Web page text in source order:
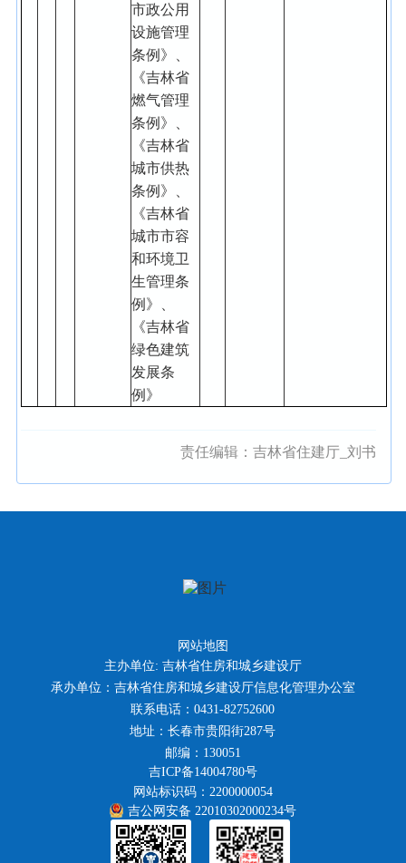
市政公用
设施管理
条例》、
《吉林省
燃气管理
条例》、
《吉林省
城市供热
条例》、
《吉林省
城市市容
和环境卫
生管理条
例》、
《吉林省
绿色建筑
发展条
例》
责任编辑：吉林省住建厅_刘书
网站地图
主办单位: 吉林省住房和城乡建设厅
承办单位：吉林省住房和城乡建设厅信息化管理办公室
联系电话：0431-82752600
地址：长春市贵阳街287号
邮编：130051
吉ICP备14004780号
网站标识码：2200000054
吉公网安备 22010302000234号